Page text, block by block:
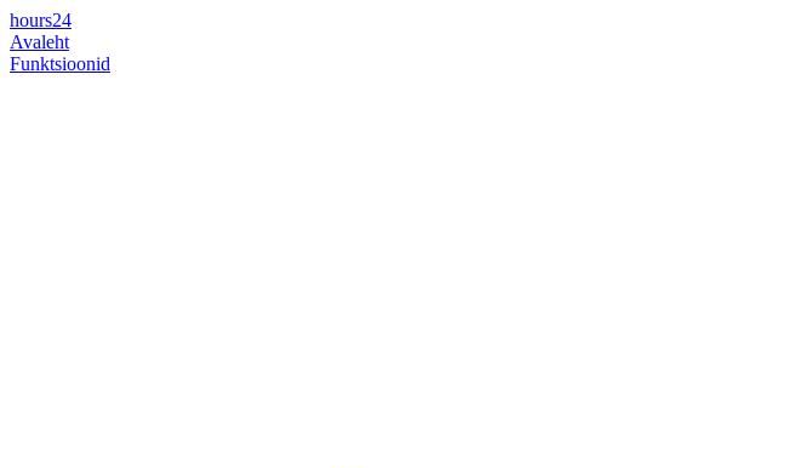
hours24
Avaleht
Funktsioonid